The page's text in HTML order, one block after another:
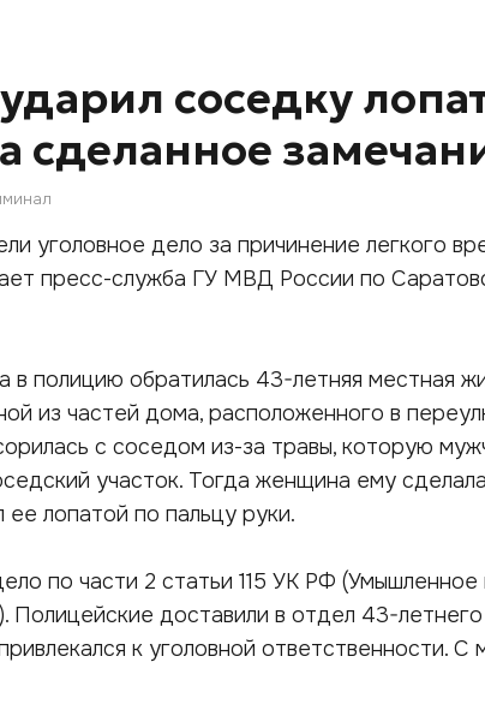
соседку
сделанное
уголовное дело за причинение легкого
пресс-служба ГУ МВД России по
в полицию обратилась 43-летняя местная
из частей дома, расположенного в
с соседом из-за травы, которую
участок. Тогда женщина ему
лопатой по пальцу руки.
по части 2 статьи 115 УК РФ (Умышленное
Полицейские доставили в отдел 43-
к уголовной ответственности. С